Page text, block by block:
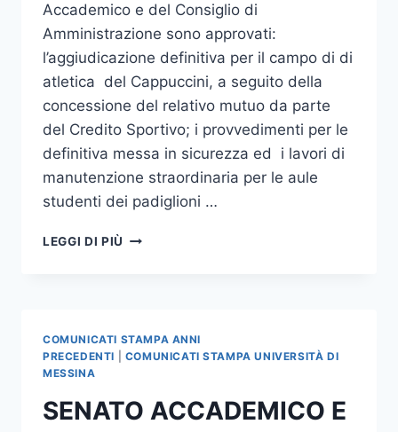
Accademico e del Consiglio di
Amministrazione sono approvati:
l’aggiudicazione definitiva per il campo di di
atletica del Cappuccini, a seguito della
concessione del relativo mutuo da parte
del Credito Sportivo; i provvedimenti per le
definitiva messa in sicurezza ed i lavori di
manutenzione straordinaria per le aule
studenti dei padiglioni …
LEGGI DI PIÙ RIUNIONE
DI
COMUNICATI STAMPA ANNI
PRECEDENTI
COMUNICATI STAMPA UNIVERSITÀ DI
MESSINA
SENATO ACCADEMICO E